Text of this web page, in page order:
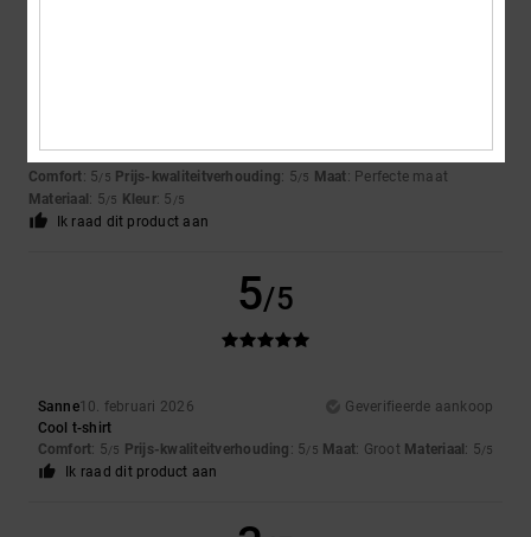
Good fabric, good cut.
Comfort: 5/5 Prijs-kwaliteitverhouding: 5/5 Maat: Perfecte maat
Materiaal : 5/5 Kleur: 5 /5
Ik raad dit product aan
5/5
Sanne10. februari 2026
Geverifieerde aankoop
Cool t-shirt
Comfort: 5/5 Prijs-kwaliteitverhouding : 5/5 Maat: Groot Materiaal : 5/5
Ik raad dit product aan